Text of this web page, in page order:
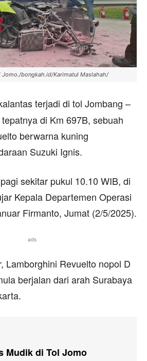
bongkah.id/Karimatul Maslahah/
terjadi di tol Jombang –
di Km 697B, sebuah
berwarna kuning
Suzuki Ignis.
sekitar pukul 10.10 WIB, di
Kepala Departemen Operasi
Firmanto, Jumat (2/5/2025).
ads
Lamborghini Revuelto nopol D
berjalan dari arah Surabaya
Mudik di Tol Jomo